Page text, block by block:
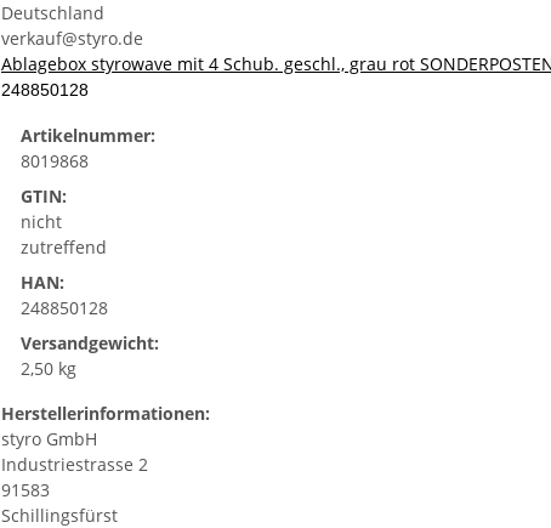
Deutschland
verkauf@styro.de
Ablagebox styrowave mit 4 Schub. geschl., grau rot
248850128
Artikelnummer:
8019868
GTIN:
nicht
zutreffend
HAN:
248850128
Versandgewicht:
2,50 kg
Herstellerinformationen:
styro GmbH
Industriestrasse 2
91583
Schillingsfürst